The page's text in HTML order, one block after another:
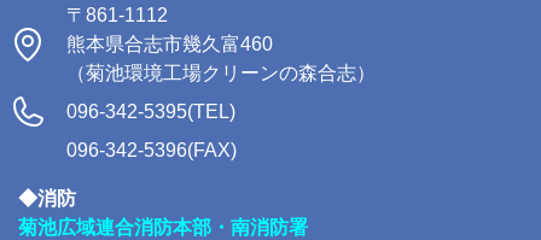
〒861-1112
熊本県合志市幾久富460
（菊池環境工場クリーンの森合志）
096-342-5395(TEL)
096-342-5396(FAX)
◆消防
菊池広域連合消防本部・南消防署